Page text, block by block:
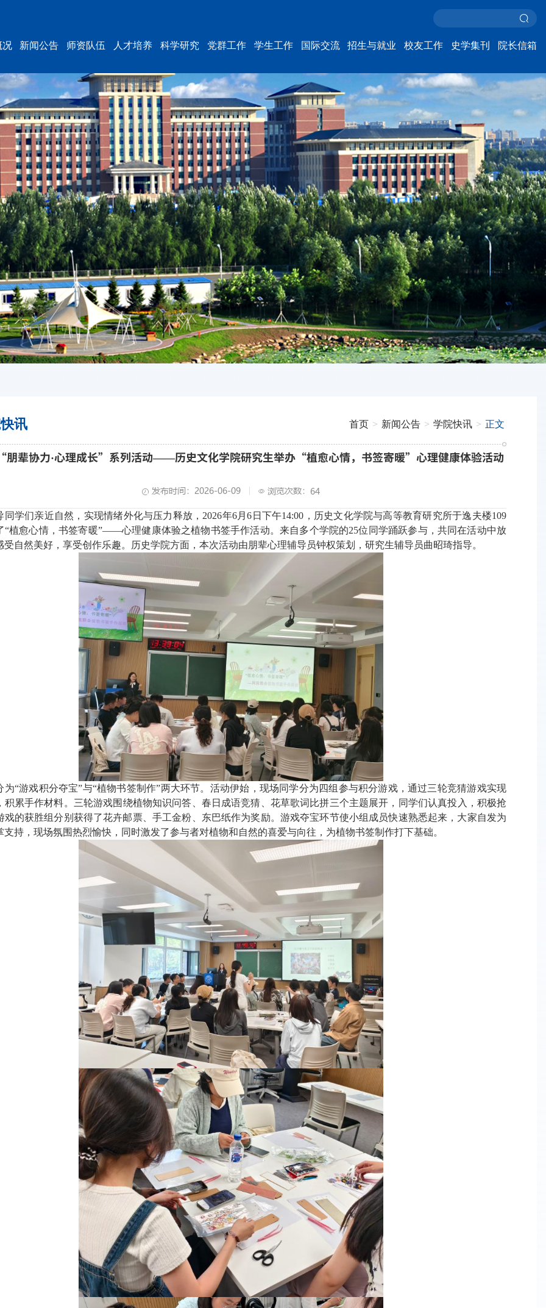
况 新闻公告 师资队伍 人才培养 科学研究 党群工作 学生工作 国际交流 招生与就业 校友工作 史学集刊 院长信箱
讯 首页 > 新闻公告 > 学院快讯 > 正文
辈协力·心理成长”系列活动——历史文化学院研究生举办“植愈心情，书签寄暖”心理健康体验活动
发布时间：2026-06-09 浏览次数： 64
同学们亲近自然，实现情绪外化与压力释放， 2026年6月6 日 下午14:00 ，历史文化学院与高等教育研究所于逸夫楼109
“植愈心情，书签寄暖”——心理健康体验之植物书签手作活动。来自多个学院的25位同学踊跃参与， 共同在活动中放
受自然美好 ， 享受创作乐趣。历史学院方面，本次活动由朋辈心理辅导员钟权策划，研究生辅导员曲昭琦指导。
为“游戏积分夺宝”与“植物书签制作”两大环节。活动伊始， 现场同学分为四组参与积分游戏，通过三轮竞猜游戏实现
积累手作材料。 三轮游戏围绕植物知识问答 春日成语竞猜 花草歌词 比拼三个主题展开，同学们认真投入，积极抢
戏的获胜组分别获得了花卉邮票、 手工金粉 东巴纸作为奖励。游戏夺宝环节使小组成员快速熟悉起来，大家自发为
支持，现场氛围热烈愉快，同时激发了参与者对植物和自然的喜爱与向往，为植物书签制作打下基础。